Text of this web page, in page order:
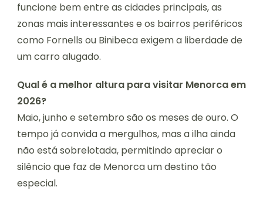
funcione bem entre as cidades principais, as
zonas mais interessantes e os bairros periféricos
como Fornells ou Binibeca exigem a liberdade de
um carro alugado.
Qual é a melhor altura para visitar Menorca em
2026?
Maio, junho e setembro são os meses de ouro. O
tempo já convida a mergulhos, mas a ilha ainda
não está sobrelotada, permitindo apreciar o
silêncio que faz de Menorca um destino tão
especial.